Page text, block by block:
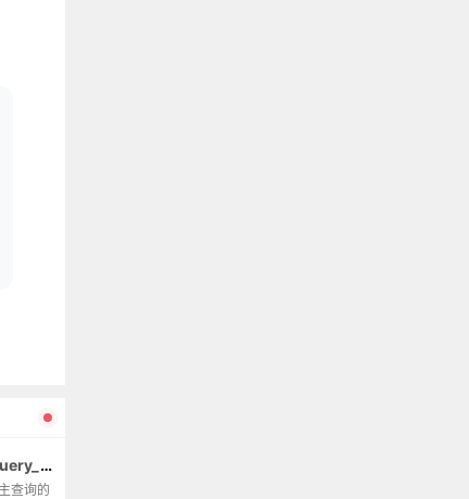
wordpress中的“WP_Query”与“query_posts()”
查询的